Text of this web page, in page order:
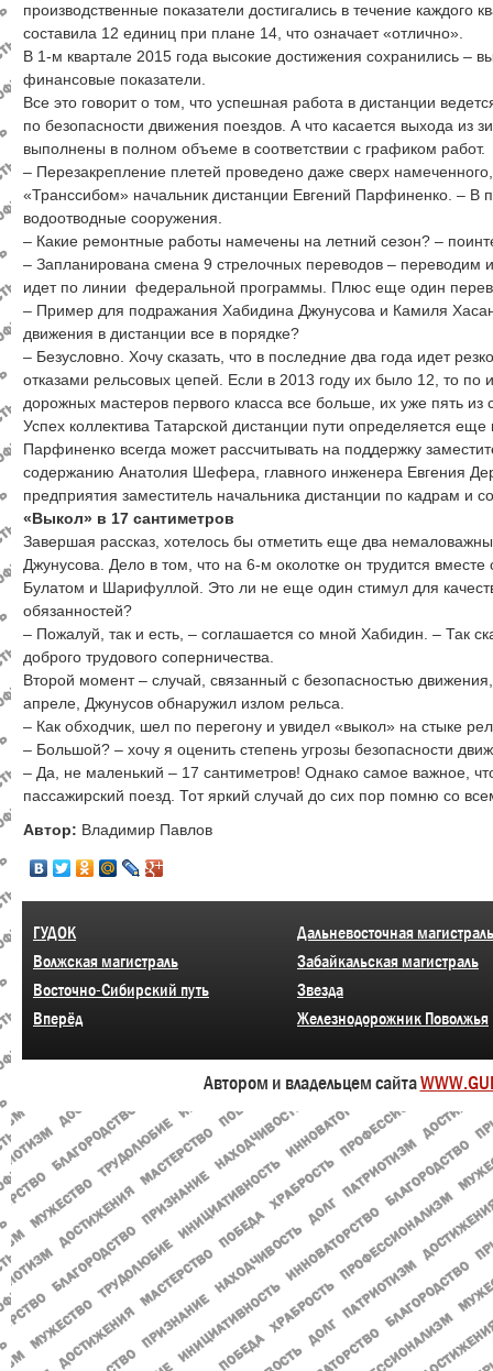
производственные показатели достигались в течение каждого
составила 12 единиц при плане 14, что означает «отлично».
В 1-м квартале 2015 года высокие достижения сохранились –
финансовые показатели.
Все это говорит о том, что успешная работа в дистанции
по безопасности движения поездов. А что касается выхода из
выполнены в полном объеме в соответствии с графиком работ.
– Перезакрепление плетей проведено даже сверх
«Транссибом» начальник дистанции Евгений Парфиненко. – В
водоотводные сооружения.
– Какие ремонтные работы намечены на летний сезон? –
– Запланирована смена 9 стрелочных переводов – переводим
идет по линии федеральной программы. Плюс еще один
– Пример для подражания Хабидина Джунусова и Камиля
движения в дистанции все в порядке?
– Безусловно. Хочу сказать, что в последние два года идет
отказами рельсовых цепей. Если в 2013 году их было 12, то по
дорожных мастеров первого класса все больше, их уже пять из
Успех коллектива Татарской дистанции пути определяется
Парфиненко всегда может рассчитывать на поддержку
содержанию Анатолия Шефера, главного инженера Евгения
предприятия заместитель начальника дистанции по кадрам и
«Выкол» в 17 сантиметров
Завершая рассказ, хотелось бы отметить еще два
Джунусова. Дело в том, что на 6-м околотке он трудится
Булатом и Шарифуллой. Это ли не еще один стимул для
обязанностей?
– Пожалуй, так и есть, – соглашается со мной Хабидин. – Так
доброго трудового соперничества.
Второй момент – случай, связанный с безопасностью
апреле, Джунусов обнаружил излом рельса.
– Как обходчик, шел по перегону и увидел «выкол» на стыке
– Большой? – хочу я оценить степень угрозы безопасности
– Да, не маленький – 17 сантиметров! Однако самое важное,
пассажирский поезд. Тот яркий случай до сих пор помню со
Автор: Владимир Павлов
ГУДОК
Волжская магистраль
Восточно-Сибирский путь
Вперёд
Дальневосточная магистраль
Забайкальская магистраль
Звезда
Железнодорожник Поволжья
Автором и владельцем сайта